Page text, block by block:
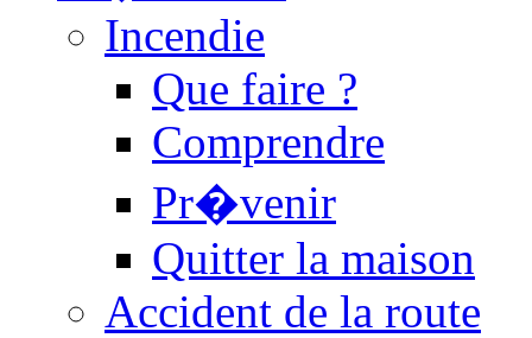
Incendie
Que faire ?
Comprendre
Pr�venir
Quitter la maison
Accident de la route